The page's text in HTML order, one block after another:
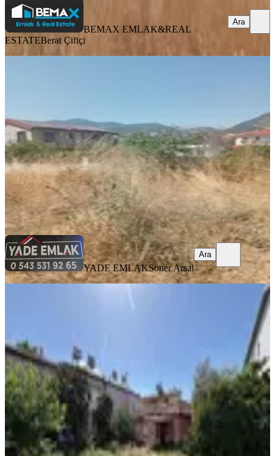
BEMAX EMLAK&REAL
ESTATEBerat Çiftçi
Ara
649 m²
11.500.000 ₺
YADE EMLAK Soner Arsal
Ara
YADE EMLAKSoner Arsal
Ara
436 m²
21.07.2026
25.000.000 ₺
ÇAĞMAN GAYRİMENKUL DANIŞMANLIĞI
Çağman